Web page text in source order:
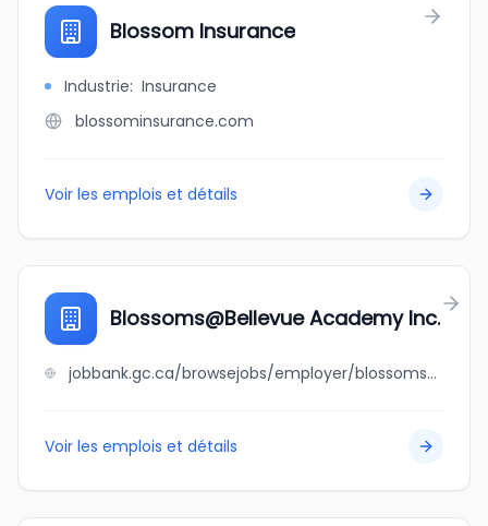
Blossom Insurance
Industrie: Insurance
blossominsurance.com
Voir les emplois et détails
Blossoms@Bellevue Academy Inc.
jobbank.gc.ca/browsejobs/employer/blossoms%40bellevue+academy+inc./ca
Voir les emplois et détails